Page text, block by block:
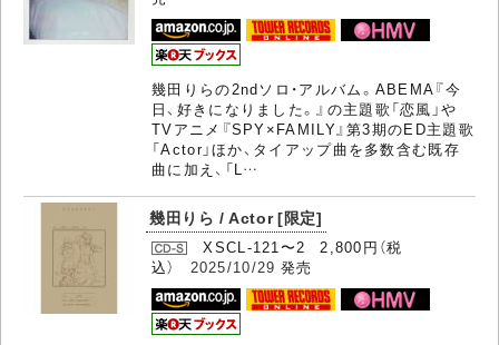
幾田りらの2ndソロ・アルバム。ABEMA『今
日、好きになりました。』の主題歌「恋風」や
TVアニメ『SPY×FAMILY』第3期のED主題歌
「Actor」ほか、タイアップ曲を多数含む既存
曲に加え、「L…
幾田りら / Actor [限定]
XSCL-121〜2 2,800円（税
込） 2025/10/29 発売